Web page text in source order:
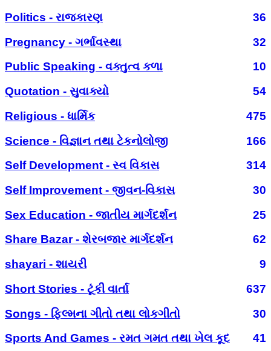
Politics - રાજકારણ
36
Pregnancy - ગર્ભાવસ્થા
32
Public Speaking - વક્તુત્વ કળા
10
Quotation - સુવાક્યો
54
Religious - ધાર્મિક
475
Science - વિજ્ઞાન તથા ટેકનોલોજી
166
Self Development - સ્વ વિકાસ
314
Self Improvement - જીવન-વિકાસ
30
Sex Education - જાતીય માર્ગદર્શન
25
Share Bazar - શેરબજાર માર્ગદર્શન
62
shayari - શાયરી
9
Short Stories - ટૂંકી વાર્તા
637
Songs - ફિલ્મના ગીતો તથા લોકગીતો
30
Sports And Games - રમત ગમત તથા ખેલ કૂદ
41